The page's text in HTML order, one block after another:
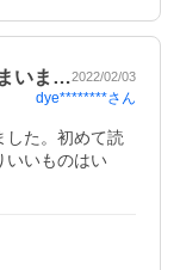
いま…2022/02/03
dye********さん
した。初めて読
いいものはい